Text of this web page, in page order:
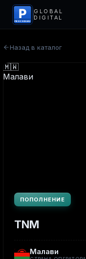
P
PROCODS.RU
GLOBAL
DIGITAL
Назад в каталог
ПОПОЛНЕНИЕ
TNM
Малави